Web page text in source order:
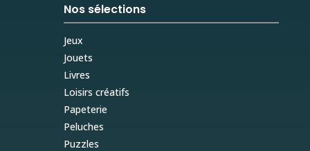
Nos sélections
Jeux
Jouets
Livres
Loisirs créatifs
Papeterie
Peluches
Puzzles